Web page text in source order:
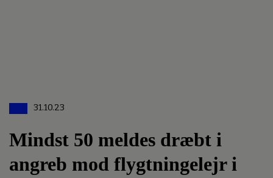
31.10.23
Mindst 50 meldes dræbt i
angreb mod flygtningelejr i